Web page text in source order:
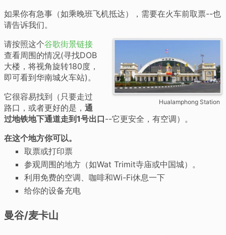
如果你有急事（如乘晚班飞机抵达），需要在火车前取票--也
请告诉我们。
Hualamphong Station
请按照这个谷歌街景链接
查看周围的情况(寻找DOB
大楼，将视角旋转180度，
即可看到华南城火车站)。
它很容易找到（只要走过
路口，或者更好的是， 通
过地铁地下通道走到1号出口--它更安全，有空调）。
在这个地方你可以。
取票或打印票
参观周围的地方（如Wat Trimit寺庙或中国城）。
利用免费的空调、咖啡和Wi-Fi休息一下
给你的设备充电
曼谷/麦卡山